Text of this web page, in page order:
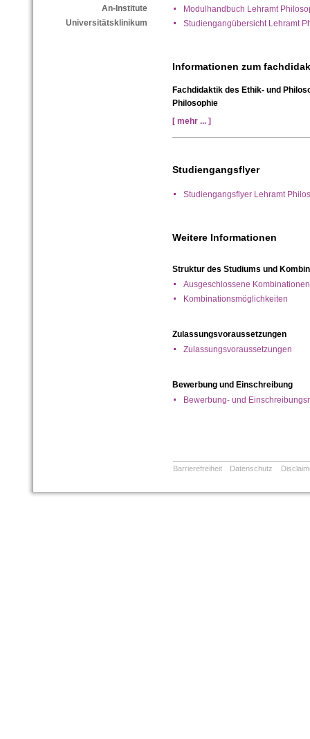
An-Institute
Universitätsklinikum
Modulhandbuch Lehramt
Studiengangübersicht Lehramt
Informationen zum
Fachdidaktik des Ethik- und
Philosophie
[ mehr ... ]
Studiengangsflyer
Studiengangsflyer Lehramt
Weitere Informationen
Struktur des Studiums und
Ausgeschlossene Kombinationen
Kombinationsmöglichkeiten
Zulassungsvoraussetzungen
Zulassungsvoraussetzungen
Bewerbung und Einschreibung
Bewerbung- und
Barrierefreiheit Datenschutz